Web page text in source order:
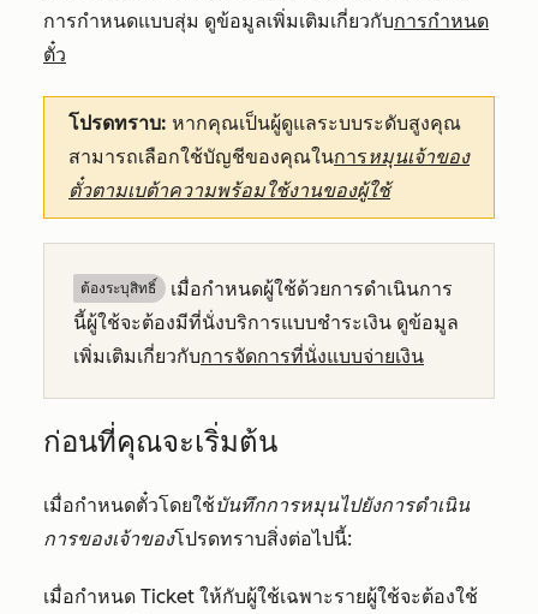
การกำหนดแบบสุ่ม ดูข้อมูลเพิ่มเติมเกี่ยวกับการกำหนด
ตั๋ว
โปรดทราบ: หากคุณเป็นผู้ดูแลระบบระดับสูงคุณ
สามารถเลือกใช้บัญชีของคุณในการหมุนเจ้าของ
ตั๋วตามเบต้าความพร้อมใช้งานของผู้ใช้
ต้องระบุสิทธิ์
เมื่อกำหนดผู้ใช้ด้วยการดำเนินการ
นี้ผู้ใช้จะต้องมีที่นั่งบริการแบบชำระเงิน ดูข้อมูล
เพิ่มเติมเกี่ยวกับการจัดการที่นั่งแบบจ่ายเงิน
ก่อนที่คุณจะเริ่มต้น
เมื่อกำหนดตั๋วโดยใช้บันทึกการหมุนไปยังการดำเนิน
การของเจ้าของโปรดทราบสิ่งต่อไปนี้:
เมื่อกำหนด Ticket ให้กับผู้ใช้เฉพาะรายผู้ใช้จะต้องใช้